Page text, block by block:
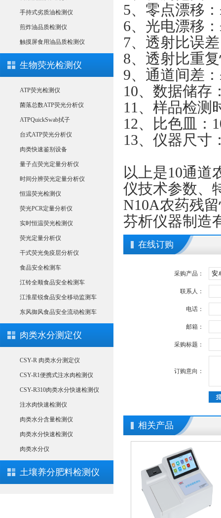
手持式劣质油检测仪
煎炸油品质检测仪
触摸屏食用油品质检测仪
生物荧光检测仪
ATP荧光检测仪
菌落总数ATP荧光分析仪
ATPQuickSwab拭子
台式ATP荧光分析仪
肉类快速鉴别设备
量子点荧光定量分析仪
时间分辨荧光定量分析仪
恒温荧光检测仪
荧光PCR定量分析仪
实时恒温荧光检测仪
荧光定量分析仪
干式荧光免疫层分析仪
食品安全检测车
江铃全顺食品安全检测车
江淮星锐食品安全移动监测车
东风御风食品安全流动检测车
肉类水分测定仪
CSY-R 肉类水分测定仪
CSY-R1便携式注水肉检测仪
CSY-R310肉类水分快速检测仪
注水肉快速检测仪
肉类水分含量检测仪
肉类水分快速检测仪
肉类水分仪
土壤养分肥料检测仪
5、零点漂移
6、光电漂移
7、透射比误
8、透射比重
9、通道间差
10、数据储存
11、样品检测
12、比色皿：
13、仪器尺寸
以上是10通道
仪技术参数、
N10A农药残
芬析仪器制造
在线订购
采购产品：
联系人：
电话：
邮箱：
采购标题：
订购意向：
相关产品